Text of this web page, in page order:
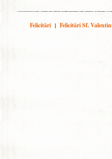
Felicitări | Felicitări Sf. Valentin